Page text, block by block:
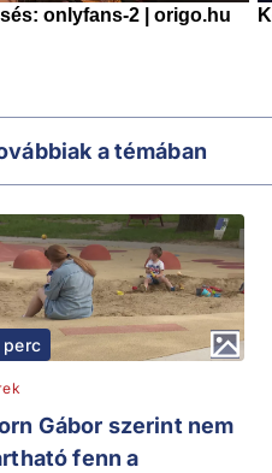
a témában
perc
Gábor szerint nem
fenn a